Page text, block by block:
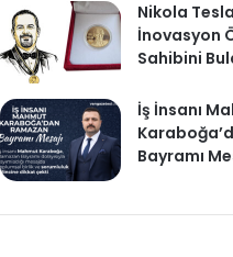
Nikola
İnovasyon
Sahibini
İş İnsanı
Bayramı